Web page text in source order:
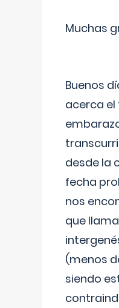
Muchas
Buenos
acerca el
desde la
fecha
nos
que
(menos
siendo